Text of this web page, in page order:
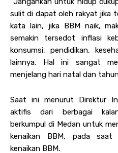
sulit di dapat oleh rakyat jika
kata lain, jika BBM naik,
semakin tersedot inflasi
konsumsi, pendidikan,
lainnya. Hal ini sangat
menjelang hari natal dan
Saat ini menurut Direktur
aktifis dari berbagai
berkumpul di Medan untuk
kenaikan BBM, pada saat
kenaikan BBM.